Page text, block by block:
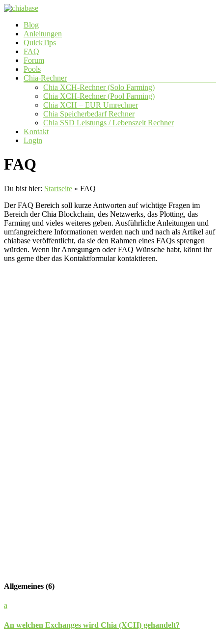
Zum
springen
chiabase
CHIA
Info-
Community
Seite
Menü
Blog
Anleitungen
QuickTips
FAQ
Forum
Pools
Chia-Rechner
Chia XCH-Rechner (Solo Farming)
Chia XCH-Rechner (Pool Farming)
Chia XCH – EUR Umrechner
Chia Speicherbedarf Rechner
Chia SSD Leistungs / Lebenszeit Rechner
Kontakt
Login
FAQ
Du bist hier: Startseite » FAQ
Der FAQ Bereich soll kurze Antworten auf wichtige Fragen im
Bereich der Chia Blockchain, des Netzwerks, das Plotting, das
Farming und vieles weiteres geben. Ausführliche Anleitungen und
umfangreichere Informationen werden nach und nach als Artikel auf
chiabase veröffentlicht, da sie den Rahmen eines FAQs sprengen
würden. Wenn ihr Anregungen oder FAQ Wünsche habt, könnt ihr
uns gerne über das Kontaktformular kontaktieren.
Allgemeines (6)
a
An welchen Exchanges wird Chia (XCH) gehandelt?